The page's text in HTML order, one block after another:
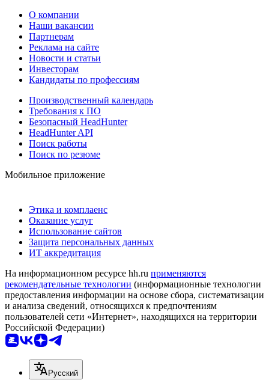
О компании
Наши вакансии
Партнерам
Реклама на сайте
Новости и статьи
Инвесторам
Кандидаты по профессиям
Производственный календарь
Требования к ПО
Безопасный HeadHunter
HeadHunter API
Поиск работы
Поиск по резюме
Мобильное приложение
Этика и комплаенс
Оказание услуг
Использование сайтов
Защита персональных данных
ИТ аккредитация
На информационном ресурсе hh.ru применяются
рекомендательные технологии (информационные технологии
предоставления информации на основе сбора, систематизации
и анализа сведений, относящихся к предпочтениям
пользователей сети «Интернет», находящихся на территории
Российской Федерации)
Русский